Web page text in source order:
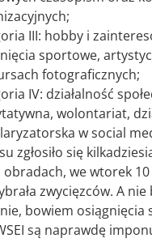
III: hobby i
sportowe,
fotograficznych;
IV: działalność
wolontariat,
w social
zgłosiło się
we wtorek 10
zwycięzców. A nie
bowiem
są naprawdę